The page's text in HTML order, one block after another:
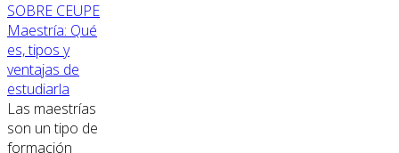
SOBRE CEUPE
Maestría: Qué
es, tipos y
ventajas de
estudiarla
Las maestrías
son un tipo de
formación